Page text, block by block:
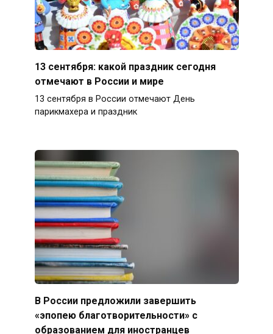
13 сентября: какой праздник сегодня
отмечают в России и мире
13 сентября в России отмечают День
парикмахера и праздник
В России предложили завершить
«эпопею благотворительности» с
образованием для иностранцев